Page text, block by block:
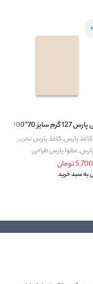
گرم سایز 70*100
کاغذ پارس,کاغذ پارس تحریر,
,مقوا پارس طراحی
تومان
به سبد خرید